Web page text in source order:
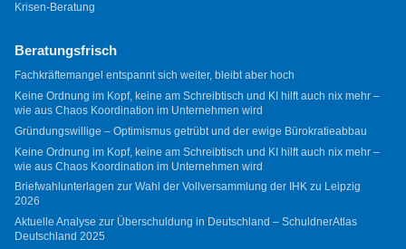
Krisen-Beratung
Beratungsfrisch
Fachkräftemangel entspannt sich weiter, bleibt aber hoch
Keine Ordnung im Kopf, keine am Schreibtisch und KI hilft auch nix mehr –
wie aus Chaos Koordination im Unternehmen wird
Gründungswillige – Optimismus getrübt und der ewige Bürokratieabbau
Keine Ordnung im Kopf, keine am Schreibtisch und KI hilft auch nix mehr –
wie aus Chaos Koordination im Unternehmen wird
Briefwahlunterlagen zur Wahl der Vollversammlung der IHK zu Leipzig
2026
Aktuelle Analyse zur Überschuldung in Deutschland – SchuldnerAtlas
Deutschland 2025